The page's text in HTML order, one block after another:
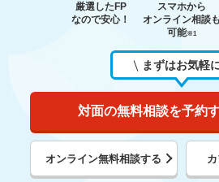
厳選したFP
なので安心！
スマホから
オンライン相談も
可能※1
まずはお気軽
対面の無料相談を予約
オンライン無料相談する